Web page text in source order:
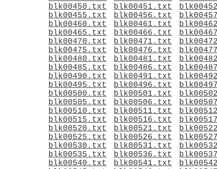
blk00450.txt
blk00451.txt
blk00455.txt
blk00456.txt
blk00460.txt
blk00461.txt
blk00465.txt
blk00466.txt
blk00470.txt
blk00471.txt
blk00475.txt
blk00476.txt
blk00480.txt
blk00481.txt
blk00485.txt
blk00486.txt
blk00490.txt
blk00491.txt
blk00495.txt
blk00496.txt
blk00500.txt
blk00501.txt
blk00505.txt
blk00506.txt
blk00510.txt
blk00511.txt
blk00515.txt
blk00516.txt
blk00520.txt
blk00521.txt
blk00525.txt
blk00526.txt
blk00530.txt
blk00531.txt
blk00535.txt
blk00536.txt
blk00540.txt
blk00541.txt